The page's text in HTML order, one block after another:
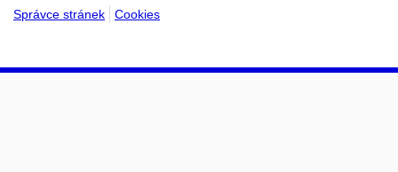
Správce stránek
Cookies